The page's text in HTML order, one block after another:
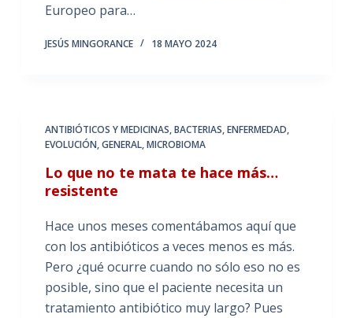
Europeo para…
JESÚS MINGORANCE 18 MAYO 2024
ANTIBIÓTICOS Y MEDICINAS,BACTERIAS,ENFERMEDAD,
EVOLUCIÓN,GENERAL,MICROBIOMA
Lo que no te mata te hace más…
resistente
Hace unos meses comentábamos aquí que
con los antibióticos a veces menos es más.
Pero ¿qué ocurre cuando no sólo eso no es
posible, sino que el paciente necesita un
tratamiento antibiótico muy largo? Pues